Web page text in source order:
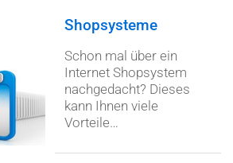
Shopsysteme
Schon mal über ein
Internet Shopsystem
nachgedacht? Dieses
kann Ihnen viele
Vorteile…